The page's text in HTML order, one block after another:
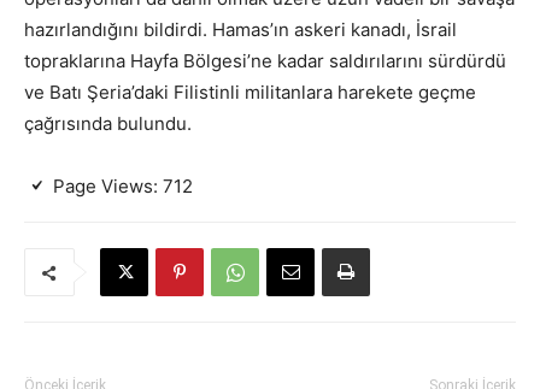
hazırlandığını bildirdi. Hamas’ın askeri kanadı, İsrail
topraklarına Hayfa Bölgesi’ne kadar saldırılarını sürdürdü
ve Batı Şeria’daki Filistinli militanlara harekete geçme
çağrısında bulundu.
Page Views: 712
Önceki İçerik Sonraki İçerik